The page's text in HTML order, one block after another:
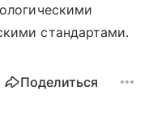
стандартами.
Поделиться